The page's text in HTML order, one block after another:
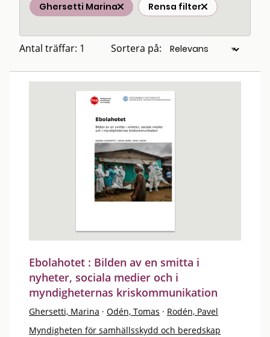
Ghersetti Marina Rensa filter
Antal träffar: 1 Sortera på:
Ebolahotet : Bilden av en smitta i
nyheter, sociala medier och i
myndigheternas kriskommunikation
Ghersetti, Marina · Odén, Tomas · Rodén, Pavel
Myndigheten för samhällsskydd och beredskap